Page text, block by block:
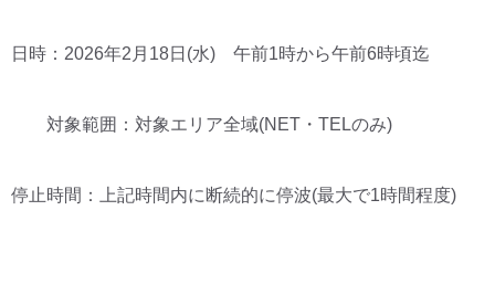
日時：2026年2月18日(水) 午前1時から午前6時頃迄
対象範囲：対象エリア全域(NET・TELのみ)
停止時間：上記時間内に断続的に停波(最大で1時間程度)